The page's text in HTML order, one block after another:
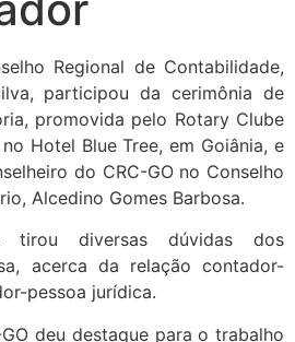
Regional de Contabilidade,
participou da cerimônia de
promovida pelo Rotary Clube
Hotel Blue Tree, em Goiânia, e
do CRC-GO no Conselho
Alcedino Gomes Barbosa.
tirou diversas dúvidas dos
acerca da relação contador-
pessoa jurídica.
deu destaque para o trabalho